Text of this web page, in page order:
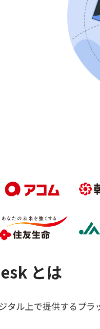
とは
タル上で提供するプラ